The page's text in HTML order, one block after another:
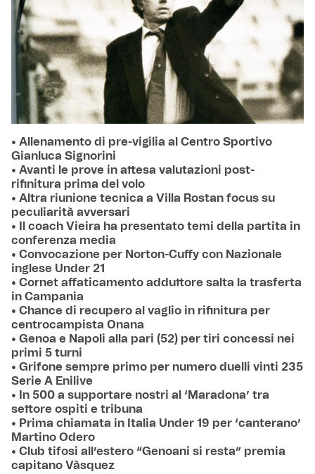
• Allenamento di pre-vigilia al Centro Sportivo
Gianluca Signorini
• Avanti le prove in attesa valutazioni post-
rifinitura prima del volo
• Altra riunione tecnica a Villa Rostan focus su
peculiarità avversari
• Il coach Vieira ha presentato temi della partita in
conferenza media
• Convocazione per Norton-Cuffy con Nazionale
inglese Under 21
• Cornet affaticamento adduttore salta la trasferta
in Campania
• Chance di recupero al vaglio in rifinitura per
centrocampista Onana
• Genoa e Napoli alla pari (52) per tiri concessi nei
primi 5 turni
• Grifone sempre primo per numero duelli vinti 235
Serie A Enilive
• In 500 a supportare nostri al ‘Maradona’ tra
settore ospiti e tribuna
• Prima chiamata in Italia Under 19 per ‘canterano’
Martino Odero
• Club tifosi all’estero “Genoani si resta” premia
capitano Vàsquez